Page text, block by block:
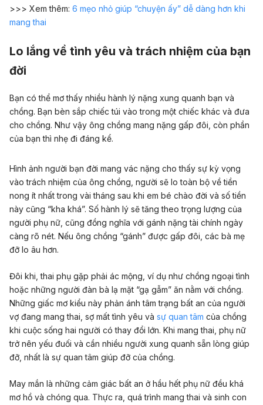
>>> Xem thêm: 6 mẹo nhỏ giúp “chuyện ấy” dễ dàng hơn khi
mang thai
Lo lắng về tình yêu và trách nhiệm của bạn
đời
Bạn có thể mơ thấy nhiều hành lý nặng xung quanh bạn và
chồng. Bạn bèn sắp chiếc túi vào trong một chiếc khác và đưa
cho chồng. Như vậy ông chồng mang nặng gấp đôi, còn phần
của bạn thì nhẹ đi đáng kể.
Hình ảnh người bạn đời mang vác nặng cho thấy sự kỳ vọng
vào trách nhiệm của ông chồng, người sẽ lo toàn bộ về tiền
nong ít nhất trong vài tháng sau khi em bé chào đời và số tiền
này cũng “kha khá”. Số hành lý sẽ tăng theo trọng lượng của
người phụ nữ, cũng đồng nghĩa với gánh nặng tài chính ngày
càng rõ nét. Nếu ông chồng “gánh” được gấp đôi, các bà mẹ
đỡ lo âu hơn.
Đôi khi, thai phụ gặp phải ác mộng, ví dụ như chồng ngoại tình
hoặc những người đàn bà lạ mặt “gạ gẫm” ăn nằm với chồng.
Những giấc mơ kiểu này phản ánh tâm trạng bất an của người
vợ đang mang thai, sợ mất tình yêu và sự quan tâm của chồng
khi cuộc sống hai người có thay đổi lớn. Khi mang thai, phụ nữ
trở nên yếu đuối và cần nhiều người xung quanh sẵn lòng giúp
đỡ, nhất là sự quan tâm giúp đỡ của chồng.
May mắn là những cảm giác bất an ở hầu hết phụ nữ đều khá
mơ hồ và chóng qua. Thực ra, quá trình mang thai và sinh con